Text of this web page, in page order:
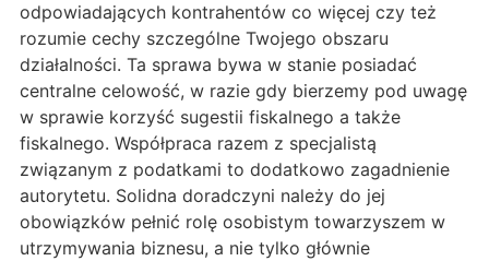
odpowiadających kontrahentów co więcej czy też
rozumie cechy szczególne Twojego obszaru
działalności. Ta sprawa bywa w stanie posiadać
centralne celowość, w razie gdy bierzemy pod uwagę
w sprawie korzyść sugestii fiskalnego a także
fiskalnego. Współpraca razem z specjalistą
związanym z podatkami to dodatkowo zagadnienie
autorytetu. Solidna doradczyni należy do jej
obowiązków pełnić rolę osobistym towarzyszem w
utrzymywania biznesu, a nie tylko głównie